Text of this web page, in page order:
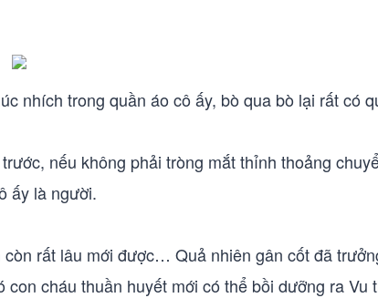
nhích trong quần áo cô ấy, bò qua bò lại rất có
nếu không phải tròng mắt thỉnh thoảng
ấy là người.
rất lâu mới được… Quả nhiên gân cốt đã
cháu thuần huyết mới có thể bồi dưỡng ra Vu